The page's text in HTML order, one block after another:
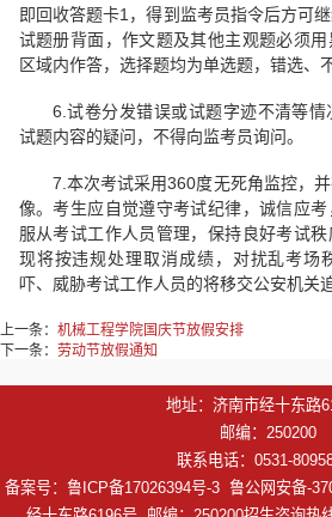
即回收答题卡1，得到监考员指令后方可
试题册背面，作文题及其他主观题必须
区域内作答，选择题均为单选题，错选、
6.试卷分发错误或试题字迹不清等
试题内容的疑问，不得向监考员询问。
7.本次考试采用360度无死角监控，
像。考生应自觉遵守考试纪律，诚信应
服从考试工作人员管理，保持良好考试
现将按违规处理取消成绩，对扰乱考场
吓、威胁考试工作人员的将移交公安机关
上一条： 机械工程学院国庆节放假安排
下一条： 劳动节放假通知
地址：济南市经十东路
邮编：250200
联系电话：0531-
备案号：鲁ICP备17026394号-3 鲁公网安备-